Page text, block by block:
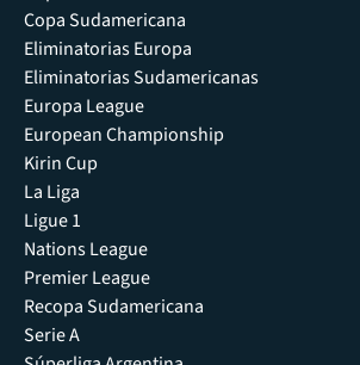
Copa Sudamericana
Eliminatorias Europa
Eliminatorias Sudamericanas
Europa League
European Championship
Kirin Cup
La Liga
Ligue 1
Nations League
Premier League
Recopa Sudamericana
Serie A